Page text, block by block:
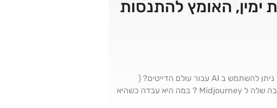
ימין, האומץ להתנסות
אז AI הפך אותה לאדם טוב יותר- מוזמנים להאזין לאפרת ימין Efrat Yamin המרתקת : איך ניתן להשתמש ב AI עבור עולם הדייטים? (
תקשיבו היא עלתה פה על משהו) על איזה פרומפט היא עלתה ב 2 לפנות בוקר? מה השם חיבה שלה ל Midjourney ? במה היא עבדה כשהיא